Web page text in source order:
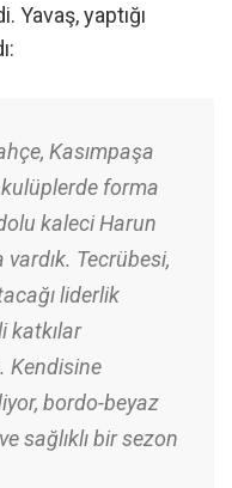
Yavaş, yaptığı
Kasımpaşa
forma
kaleci Harun
vardık. Tecrübesi,
liderlik
katkılar
Kendisine
bordo-beyaz
sağlıklı bir sezon